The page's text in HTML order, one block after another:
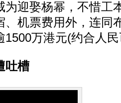
为迎娶杨幂，不惜工
、机票费用外，连同
1500万港元(约合人
槽